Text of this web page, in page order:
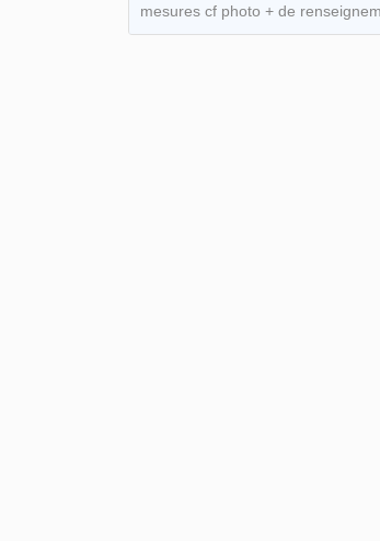
mesures cf photo + de